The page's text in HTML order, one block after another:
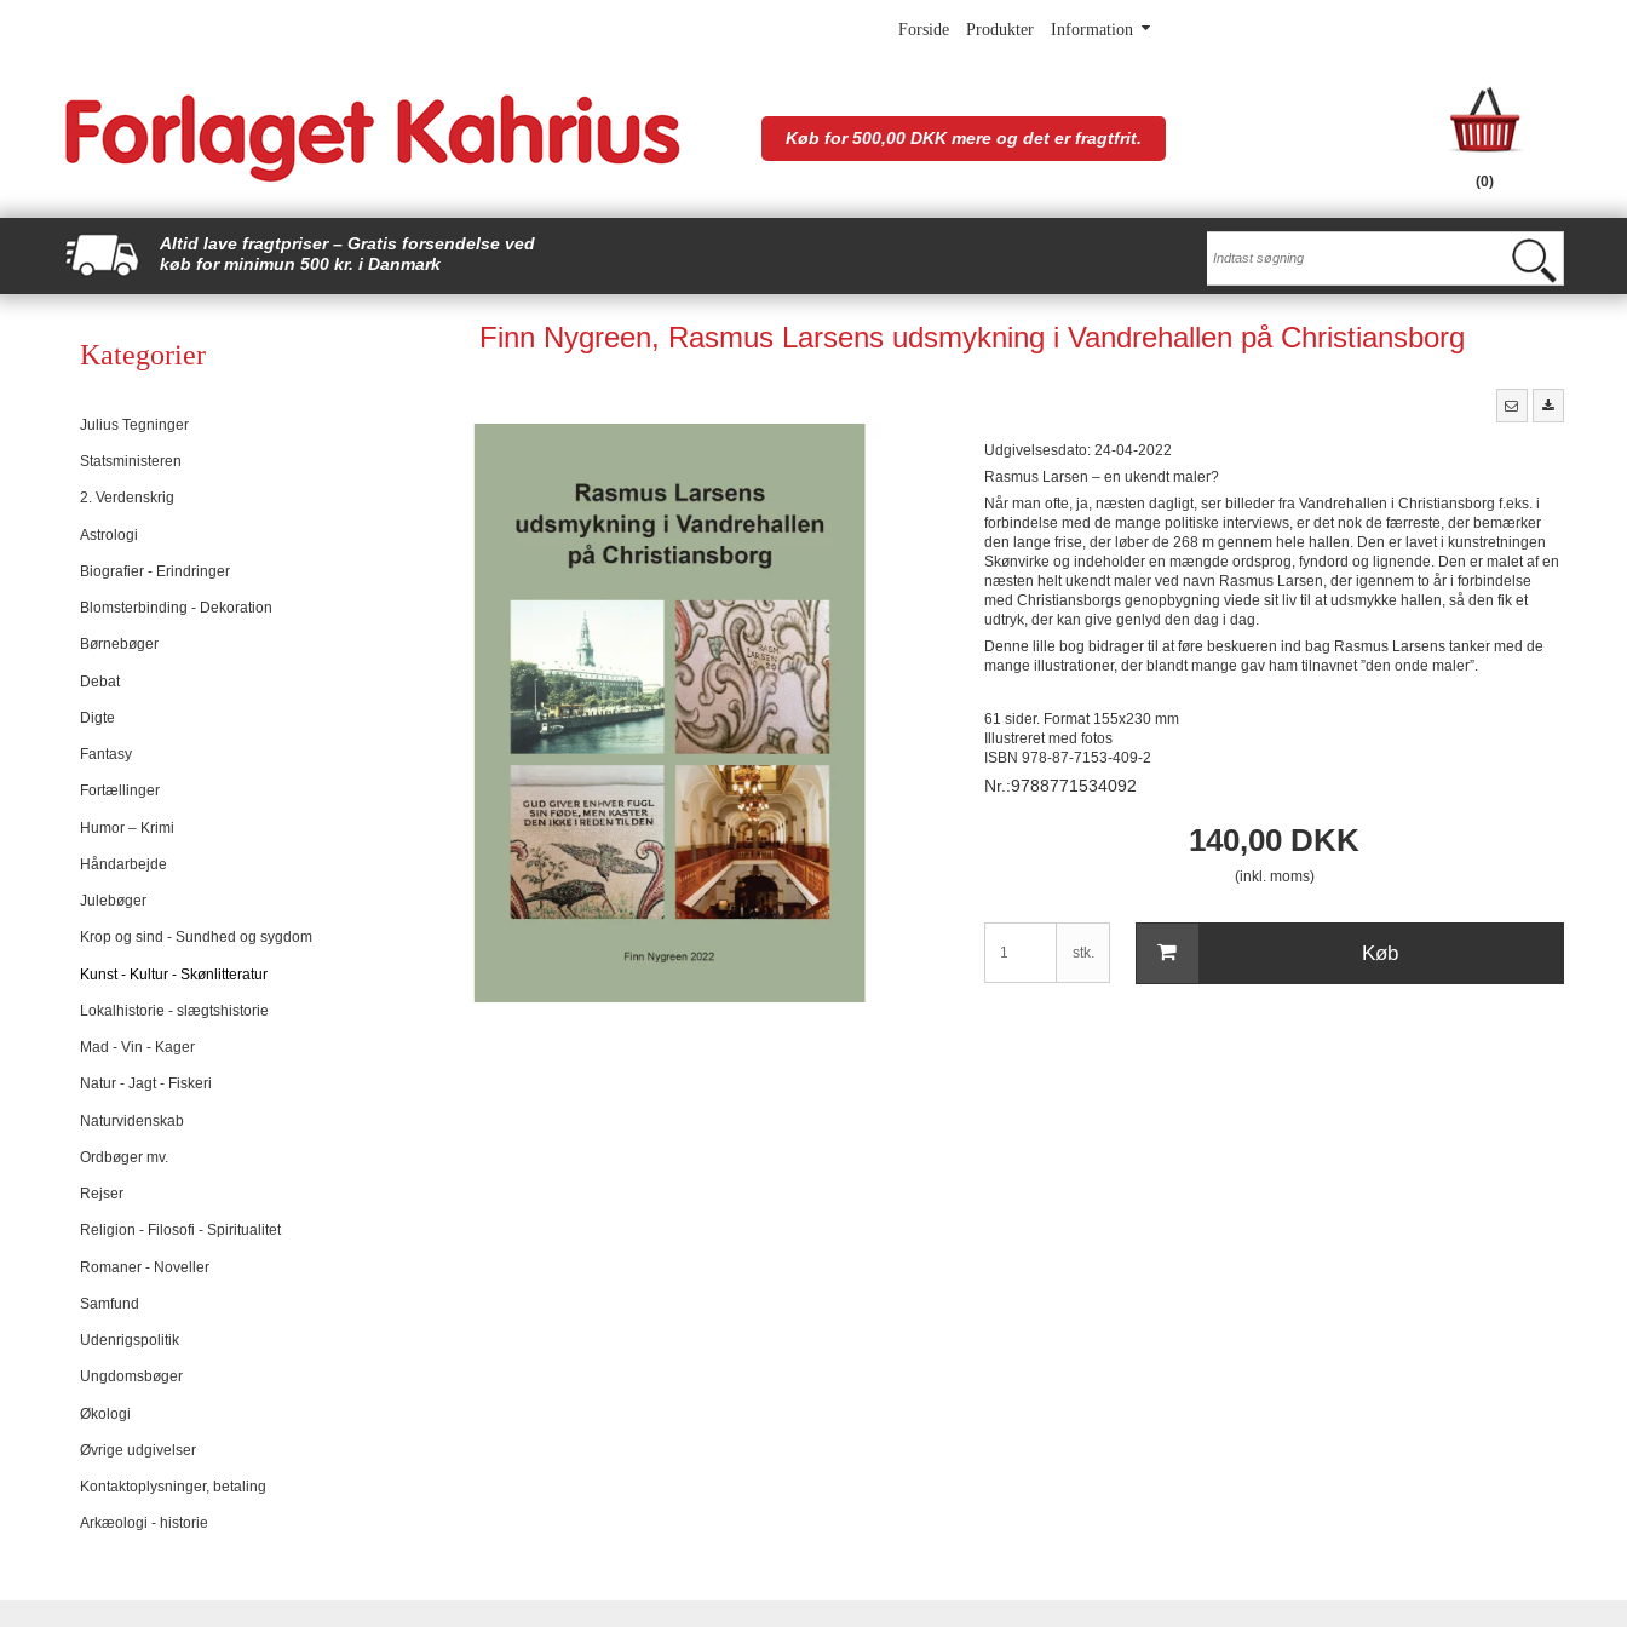
Forside Produkter Information
Køb for 500,00 DKK mere og det er fragtfrit.
(0)
Altid lave fragtpriser – Gratis forsendelse ved
køb for minimun 500 kr. i Danmark
Kategorier
Julius Tegninger
Statsministeren
2. Verdenskrig
Astrologi
Biografier - Erindringer
Blomsterbinding - Dekoration
Børnebøger
Debat
Digte
Fantasy
Fortællinger
Humor – Krimi
Håndarbejde
Julebøger
Krop og sind - Sundhed og sygdom
Kunst - Kultur - Skønlitteratur
Lokalhistorie - slægtshistorie
Mad - Vin - Kager
Natur - Jagt - Fiskeri
Naturvidenskab
Ordbøger mv.
Rejser
Religion - Filosofi - Spiritualitet
Romaner - Noveller
Samfund
Udenrigspolitik
Ungdomsbøger
Økologi
Øvrige udgivelser
Kontaktoplysninger, betaling
Arkæologi - historie
Finn Nygreen, Rasmus Larsens udsmykning i Vandrehallen på Christiansborg
Udgivelsesdato: 24-04-2022
Rasmus Larsen – en ukendt maler?
Når man ofte, ja, næsten dagligt, ser billeder fra Vandrehallen i Christiansborg f.eks. i
forbindelse med de mange politiske interviews, er det nok de færreste, der bemærker
den lange frise, der løber de 268 m gennem hele hallen. Den er lavet i kunstretningen
Skønvirke og indeholder en mængde ordsprog, fyndord og lignende. Den er malet af en
næsten helt ukendt maler ved navn Rasmus Larsen, der igennem to år i forbindelse
med Christiansborgs genopbygning viede sit liv til at udsmykke hallen, så den fik et
udtryk, der kan give genlyd den dag i dag.
Denne lille bog bidrager til at føre beskueren ind bag Rasmus Larsens tanker med de
mange illustrationer, der blandt mange gav ham tilnavnet ”den onde maler”.
61 sider. Format 155x230 mm
Illustreret med fotos
ISBN 978-87-7153-409-2
Nr.:9788771534092
140,00 DKK
(inkl. moms)
stk. Køb